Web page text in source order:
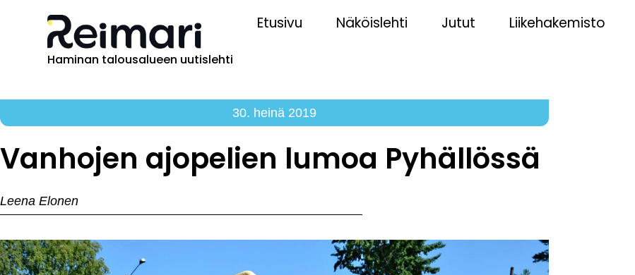
Haminan talousalueen uutislehti
Etusivu Näköislehti Jutut Liikehakemisto
30. heinä 2019
Vanhojen ajopelien lumoa Pyhällössä
Leena Elonen